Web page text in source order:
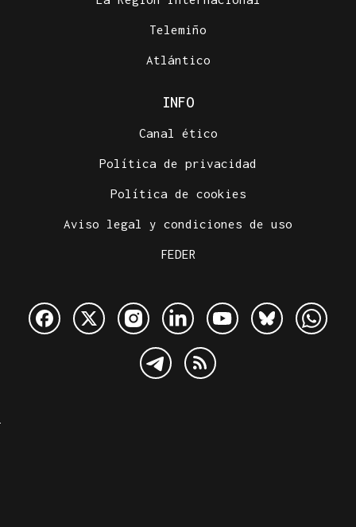
Telemiño
Atlántico
INFO
Canal ético
Política de privacidad
Política de cookies
Aviso legal y condiciones de uso
FEDER